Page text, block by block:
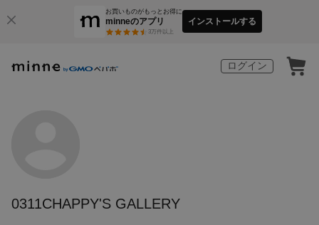
お買いものがもっとお得に
minneのアプリ
3万件以上
インストールする
ログイン
0311CHAPPY'S GALLERY